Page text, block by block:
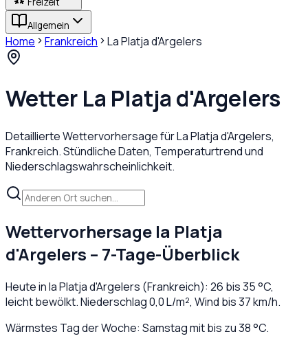
Allgemein
Home Frankreich La Platja d'Argelers
Wetter La Platja d'Argelers
Detaillierte Wettervorhersage fürLa Platja d'Argelers,
Frankreich. Stündliche Daten, Temperaturtrend und
Niederschlagswahrscheinlichkeit.
Wettervorhersage la Platja
d'Argelers – 7-Tage-Überblick
Heute inla Platja d'Argelers (Frankreich): 26 bis35°C,
leicht bewölkt. Niederschlag0,0L/m², Wind bis37km/h.
Wärmstes Tag der Woche: Samstag mit bis zu 38 °C.